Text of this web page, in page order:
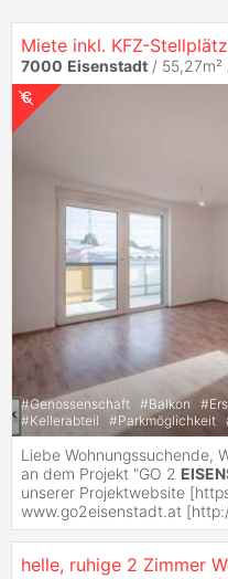
7000 Eisenstadt / 55,27m²
#Genossenschaft #Balkon #
#Kellerabteil #Parkmöglichkeit
Liebe Wohnungssuchende,
an dem Projekt "GO 2
unserer Projektwebsite
www.go2eisenstadt.at